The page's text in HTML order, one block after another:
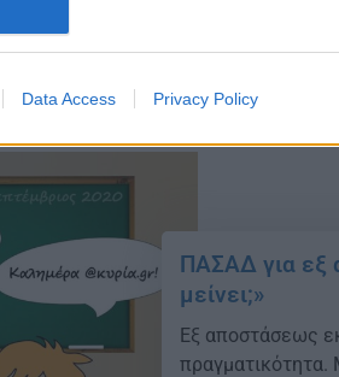
Data Access Privacy Policy
ΠΑΣΑΔ για εξ
μείνει;»
Εξ αποστάσεως
πραγματικότητα.